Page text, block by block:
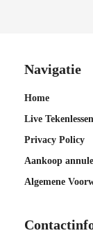
Navigatie
Home
Live Tekenlessen
Privacy Policy
Aankoop
Algemene